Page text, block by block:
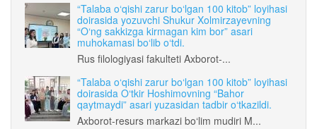
“Talaba o‘qishi zarur bo‘lgan 100 kitob” loyihasi
doirasida yozuvchi Shukur Xolmirzayevning
“O‘ng sakkizga kirmagan kim bor” asari
muhokamasi bo‘lib o‘tdi.
Rus filologiyasi fakulteti Axborot-...
“Talaba o‘qishi zarur bo‘lgan 100 kitob” loyihasi
doirasida O‘tkir Hoshimovning “Bahor
qaytmaydi” asari yuzasidan tadbir o‘tkazildi.
Axborot-resurs markazi bo‘lim mudiri M...